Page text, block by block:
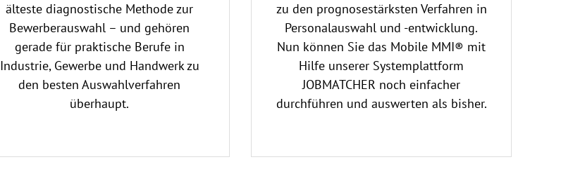
älteste diagnostische Methode zur
Bewerberauswahl – und gehören
gerade für praktische Berufe in
Industrie, Gewerbe und Handwerk zu
den besten Auswahlverfahren
überhaupt.
zu den prognosestärksten Verfahren in
Personalauswahl und -entwicklung.
Nun können Sie das Mobile MMI® mit
Hilfe unserer Systemplattform
JOBMATCHER noch einfacher
durchführen und auswerten als bisher.